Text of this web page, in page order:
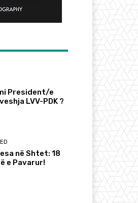
President/e
LVV-PDK ?
në Shtet: 18
e Pavarur!